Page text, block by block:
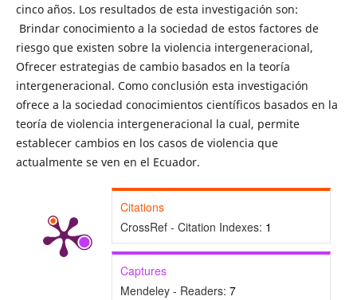
cinco años. Los resultados de esta investigación son:
Brindar conocimiento a la sociedad de estos factores de
riesgo que existen sobre la violencia intergeneracional,
Ofrecer estrategias de cambio basados en la teoría
intergeneracional. Como conclusión esta investigación
ofrece a la sociedad conocimientos científicos basados en la
teoría de violencia intergeneracional la cual, permite
establecer cambios en los casos de violencia que
actualmente se ven en el Ecuador.
Citations
CrossRef - Citation Indexes: 1
Captures
Mendeley - Readers: 7